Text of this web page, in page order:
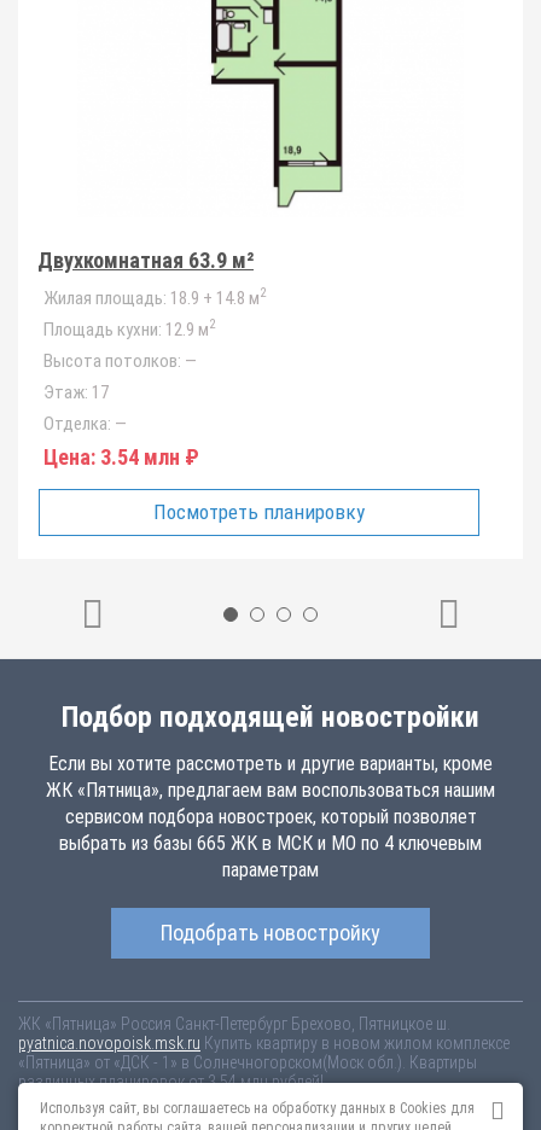
Двухкомнатная 63.9 м²
Жилая площадь: 18.9 + 14.8 м2
Площадь кухни: 12.9 м2
Высота потолков: —
Этаж: 17
Отделка: —
Цена: 3.54 млн ₽
Посмотреть планировку
Подбор подходящей новостройки
Если вы хотите рассмотреть и другие варианты, кроме
ЖК «Пятница», предлагаем вам воспользоваться нашим
сервисом подбора новостроек, который позволяет
выбрать из базы 665 ЖК в МСК и МО по 4 ключевым
параметрам
Подобрать новостройку
ЖК «Пятница» Россия Санкт-Петербург Брехово, Пятницкое ш.
pyatnica.novopoisk.msk.ru Купить квартиру в новом жилом комплексе
«Пятница» от «ДСК - 1» в Солнечногорском(Моск обл.). Квартиры
различных планировок от 3.54 млн рублей!
Новостройки Санкт-ПетербургаНовостройки Москвы
Используя сайт, вы соглашаетесь на обработку данных в Cookies для